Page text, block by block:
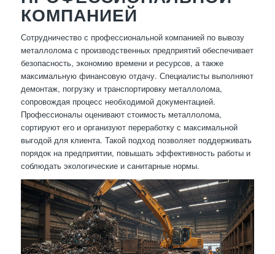
КОМПАНИЕЙ
Сотрудничество с профессиональной компанией по вывозу
металлолома с производственных предприятий обеспечивает
безопасность, экономию времени и ресурсов, а также
максимальную финансовую отдачу. Специалисты выполняют
демонтаж, погрузку и транспортировку металлолома,
сопровождая процесс необходимой документацией.
Профессионалы оценивают стоимость металлолома,
сортируют его и организуют переработку с максимальной
выгодой для клиента. Такой подход позволяет поддерживать
порядок на предприятии, повышать эффективность работы и
соблюдать экологические и санитарные нормы.